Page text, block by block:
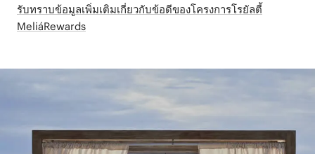
รับทราบข้อมูลเพิ่มเติมเกี่ยวกับข้อดีของโครงการโรยัลตี้
MeliáRewards